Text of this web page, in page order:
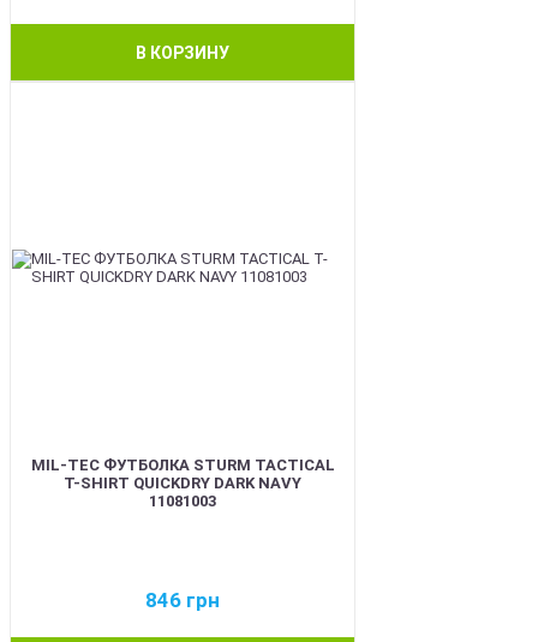
В КОРЗИНУ
MIL-TEC ФУТБОЛКА STURM TACTICAL
T-SHIRT QUICKDRY DARK NAVY
11081003
846 грн